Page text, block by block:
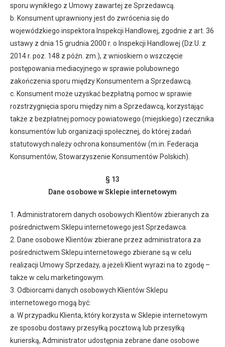
sporu wynikłego z Umowy zawartej ze Sprzedawcą.
b. Konsument uprawniony jest do zwrócenia się do
wojewódzkiego inspektora Inspekcji Handlowej, zgodnie z art. 36
ustawy z dnia 15 grudnia 2000 r. o Inspekcji Handlowej (Dz.U. z
2014 r. poz. 148 z późn. zm.), z wnioskiem o wszczęcie
postępowania mediacyjnego w sprawie polubownego
zakończenia sporu między Konsumentem a Sprzedawcą.
c. Konsument może uzyskać bezpłatną pomoc w sprawie
rozstrzygnięcia sporu między nim a Sprzedawcą, korzystając
także z bezpłatnej pomocy powiatowego (miejskiego) rzecznika
konsumentów lub organizacji społecznej, do której zadań
statutowych należy ochrona konsumentów (m.in. Federacja
Konsumentów, Stowarzyszenie Konsumentów Polskich).
§ 13
Dane osobowe w Sklepie internetowym
1. Administratorem danych osobowych Klientów zbieranych za
pośrednictwem Sklepu internetowego jest Sprzedawca.
2. Dane osobowe Klientów zbierane przez administratora za
pośrednictwem Sklepu internetowego zbierane są w celu
realizacji Umowy Sprzedaży, a jeżeli Klient wyrazi na to zgodę –
także w celu marketingowym.
3. Odbiorcami danych osobowych Klientów Sklepu
internetowego mogą być:
a. W przypadku Klienta, który korzysta w Sklepie internetowym
ze sposobu dostawy przesyłką pocztową lub przesyłką
kurierską, Administrator udostępnia zebrane dane osobowe